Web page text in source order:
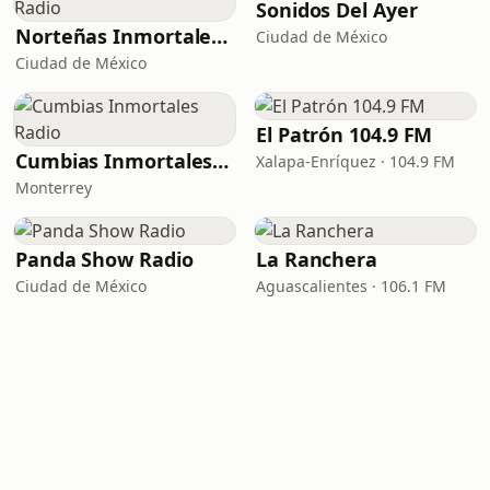
Norteñas Inmortales Radio
Ciudad de México
Sonidos Del Ayer
Ciudad de México
Cumbias Inmortales Radio
Monterrey
El Patrón 104.9 FM
Xalapa-Enríquez · 104.9 FM
Panda Show Radio
Ciudad de México
La Ranchera
Aguascalientes · 106.1 FM